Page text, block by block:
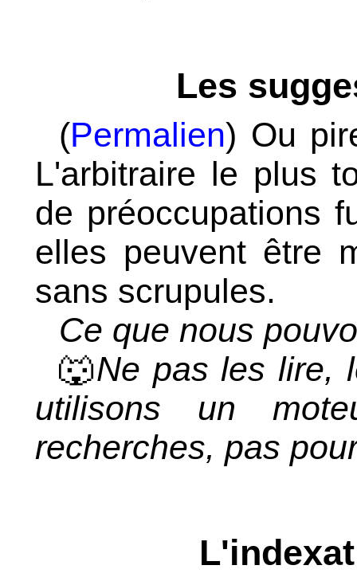
Les
(Permalien) Ou
L'arbitraire le plus
de préoccupations
elles peuvent être
sans scrupules.
Ce que nous
🐺Ne pas les lire,
utilisons un
recherches, pas